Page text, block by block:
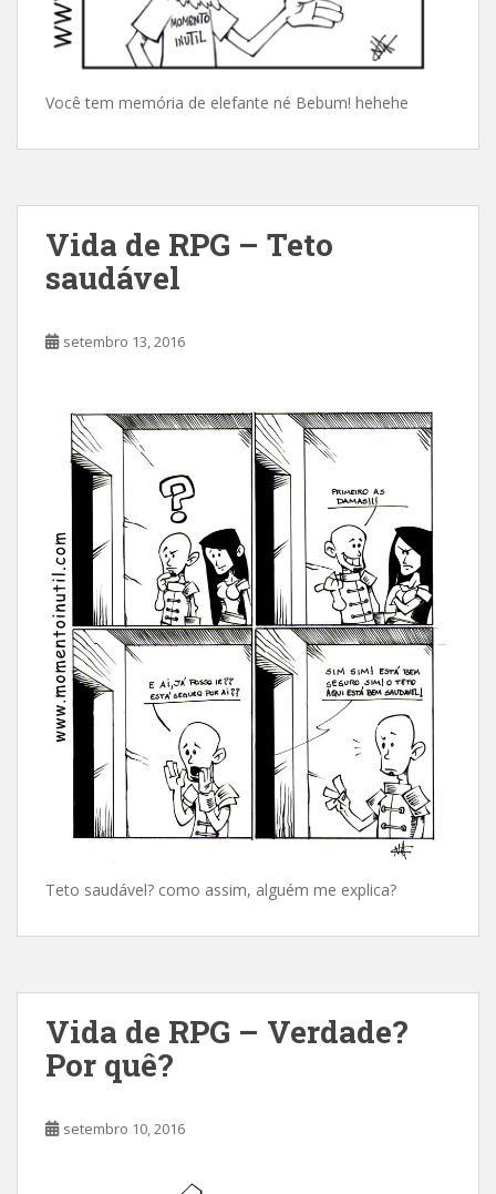
Você tem memória de elefante né Bebum! hehehe
Vida de RPG – Teto
saudável
setembro 13, 2016
Teto saudável? como assim, alguém me explica?
Vida de RPG – Verdade?
Por quê?
setembro 10, 2016